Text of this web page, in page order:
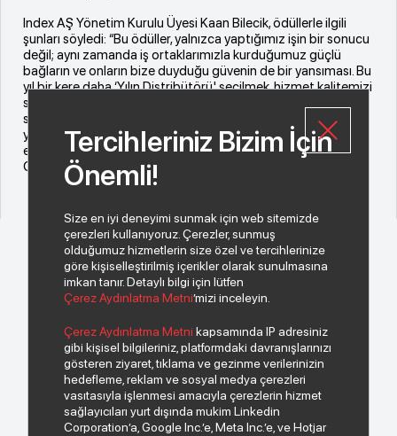
Index AŞ Yönetim Kurulu Üyesi Kaan Bilecik, ödüllerle ilgili
şunları söyledi: “Bu ödüller, yalnızca yaptığımız işin bir sonucu
değil; aynı zamanda iş ortaklarımızla kurduğumuz güçlü
bağların ve onların bize duyduğu güvenin de bir yansıması. Bu
yıl bir kere daha ‘Yılın Distribütörü' seçilmek, hizmet kalitemizi
sürdürülebilir şekilde artırdığımızın somut bir göstergesi. Bu
sene ayrıca lojistikte ve müşteri hizmetlerinde de fark
yaratmış olmaktan büyük gurur duyuyoruz. Tüm Index
ekibine, bize oy veren iş ortaklarımıza ve bu süreci yöneten
CONTEXT Türkiye ekibine teşekkür ediyorum.”
Bizden haberiniz olsun.
Tercihleriniz Bizim İçin
Önemli!
Size en iyi deneyimi sunmak için web sitemizde
çerezleri kullanıyoruz. Çerezler, sunmuş
olduğumuz hizmetlerin size özel ve tercihlerinize
göre kişiselleştirilmiş içerikler olarak sunulmasına
imkan tanır. Detaylı bilgi için lütfen
Çerez Aydınlatma Metni’mizi inceleyin.
Çerez Aydınlatma Metni kapsamında IP adresiniz
gibi kişisel bilgileriniz, platformdaki davranışlarınızı
gösteren ziyaret, tıklama ve gezinme verilerinizin
hedefleme, reklam ve sosyal medya çerezleri
vasıtasıyla işlenmesi amacıyla çerezlerin hizmet
sağlayıcıları yurt dışında mukim Linkedin
Corporation’a, Google Inc.’e, Meta Inc.’e, ve Hotjar